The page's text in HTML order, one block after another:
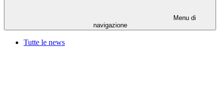
Menu di
navigazione
Tutte le news